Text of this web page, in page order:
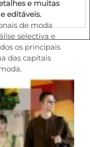
e muitas
editáveis.
de moda
selectiva e
os principais
das capitais